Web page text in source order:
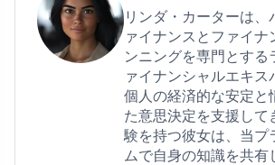
リンダ・カーターは、
ァイナンスとファイナ
ンニングを専門とする
ァイナンシャルエキス
個人の経済的な安定と
た意思決定を支援して
験を持つ彼女は、当プ
ムで自身の知識を共有